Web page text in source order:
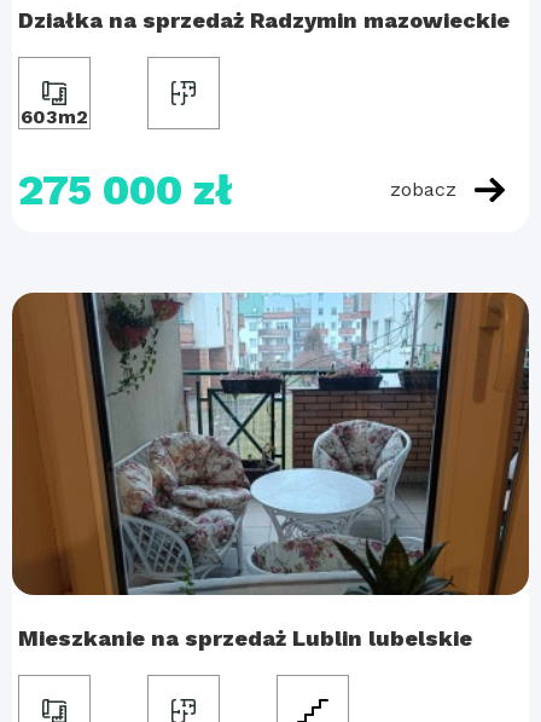
Działka na sprzedaż Radzymin mazowieckie
603m2
275 000 zł zobacz
Mieszkanie na sprzedaż Lublin lubelskie